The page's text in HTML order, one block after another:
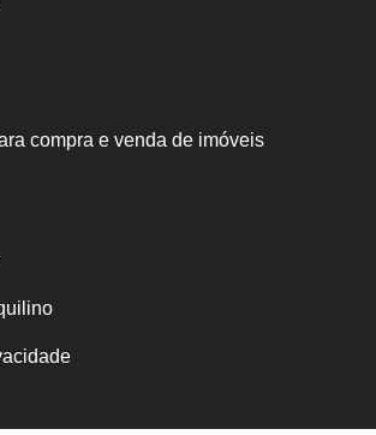
compra e venda de imóveis